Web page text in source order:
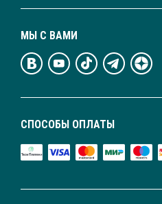
СПОСОБЫ ОПЛАТЫ
МЫ С ВАМИ